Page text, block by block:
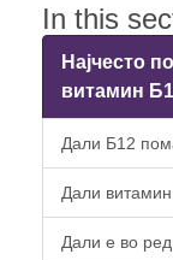
In this
Најчесто
витамин
Дали Б12
Дали
Дали е во